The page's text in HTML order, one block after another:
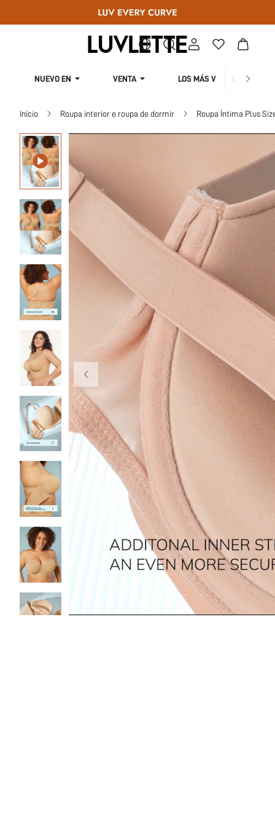
NUEVO EN VENTA LOS MÁS VENDIDOS
Início Roupa interior e roupa de dormir Roupa Íntima Plus